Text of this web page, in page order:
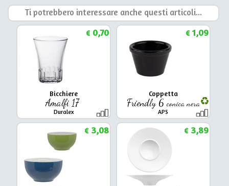
Ti potrebbero interessare anche questi articoli...
Bicchiere
Amalfi 17
Duralex
€0,70
Coppetta
Friendly 6 conica nera
APS
€1,09
€3,08 €3,89